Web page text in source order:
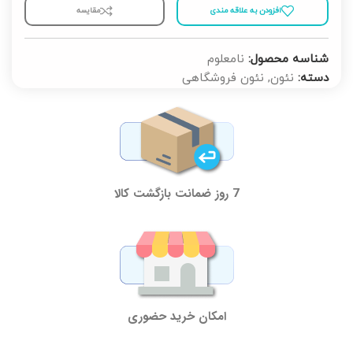
افزودن به علاقه مندی مقايسه
شناسه محصول: نامعلوم
دسته: نئون, نئون فروشگاهی
7 روز ضمانت بازگشت کالا
امکان خرید حضوری